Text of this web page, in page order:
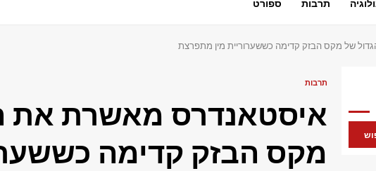
תרבות ספורט
של מקס הבזק קדימה כששערוריית מין מתפרצת
תרבות
איסטאנדרס מאשרת את
מקס הבזק קדימה